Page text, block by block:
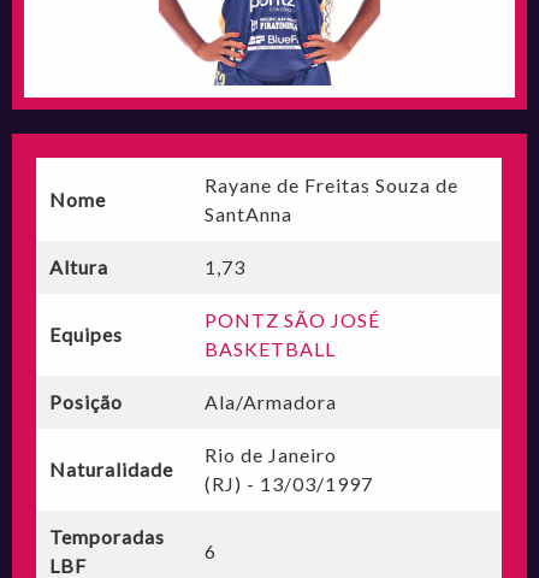
Nome
Rayane de Freitas Souza de
SantAnna
Altura 1,73
Equipes
PONTZ SÃO JOSÉ
BASKETBALL
Posição Ala/Armadora
Naturalidade
Rio de Janeiro
(RJ) - 13/03/1997
Temporadas
LBF
6